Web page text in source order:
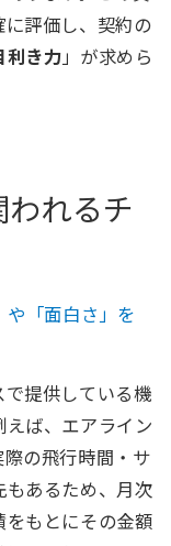
評価し、契約の
利き力」が求めら
われるチ
や「面白さ」を
提供している機
ば、エアライン
の飛行時間・サ
あるため、月次
もとにその金額